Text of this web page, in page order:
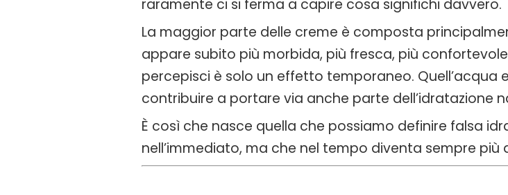
raramente ci si ferma a capire cosa significhi davvero.
La maggior parte delle creme è composta
appare subito più morbida, più fresca, più
percepisci è solo un effetto temporaneo. Quell’acqua
contribuire a portare via anche parte dell’idratazione
È così che nasce quella che possiamo definire falsa
nell’immediato, ma che nel tempo diventa sempre